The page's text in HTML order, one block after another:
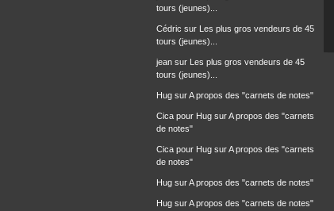
tours (jeunes)...
Cédric sur Les plus gros vendeurs de 45
tours (jeunes)...
jean sur Les plus gros vendeurs de 45
tours (jeunes)...
Hug surA propos des "carnets de notes"
Cica pour Hug surA propos des "carnets
de notes"
Cica pour Hug surA propos des "carnets
de notes"
Hug surA propos des "carnets de notes"
Hug surA propos des "carnets de notes"